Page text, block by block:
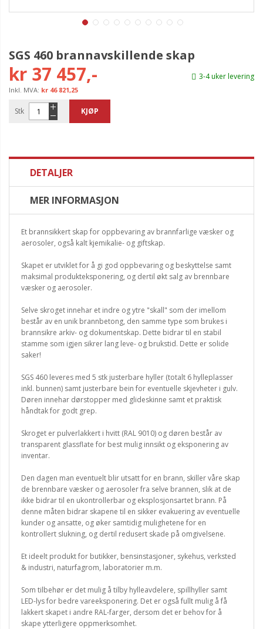
SGS 460 brannavskillende skap
3-4 uker levering
kr 37 457,-
kr 46 821,25
Stk KJØP
DETALJER
MER INFORMASJON
Et brannsikkert skap for oppbevaring av brannfarlige væsker og
aerosoler, også kalt kjemikalie- og giftskap.
Skapet er utviklet for å gi god oppbevaring og beskyttelse samt
maksimal produkteksponering, og dertil økt salg av brennbare
væsker og aerosoler.
Selve skroget innehar et indre og ytre "skall" som der imellom
består av en unik brannbetong, den samme type som brukes i
brannsikre arkiv- og dokumentskap. Dette bidrar til en stabil
stamme som igjen sikrer lang leve- og brukstid. Dette er solide
saker!
SGS 460 leveres med 5 stk justerbare hyller (totalt 6 hylleplasser
inkl. bunnen) samt justerbare bein for eventuelle skjevheter i gulv.
Døren innehar dørstopper med glideskinne samt et praktisk
håndtak for godt grep.
Skroget er pulverlakkert i hvitt (RAL 9010) og døren består av
transparent glassflate for best mulig innsikt og eksponering av
inventar.
Den dagen man eventuelt blir utsatt for en brann, skiller våre skap
de brennbare væsker og aerosoler fra selve brannen, slik at de
ikke bidrar til en ukontrollerbar og eksplosjonsartet brann. På
denne måten bidrar skapene til en sikker evakuering av eventuelle
kunder og ansatte, og øker samtidig mulighetene for en
kontrollert slukning, og dertil redusert skade på omgivelsene.
Et ideelt produkt for butikker, bensinstasjoner, sykehus, verksted
& industri, naturfagrom, laboratorier m.m.
Som tilbehør er det mulig å tilby hylleavdelere, spillhyller samt
LED-lys for bedre vareeksponering. Det er også fullt mulig å få
lakkert skapet i andre RAL-farger, dersom det er behov for å
skape ytterligere oppmerksomhet.